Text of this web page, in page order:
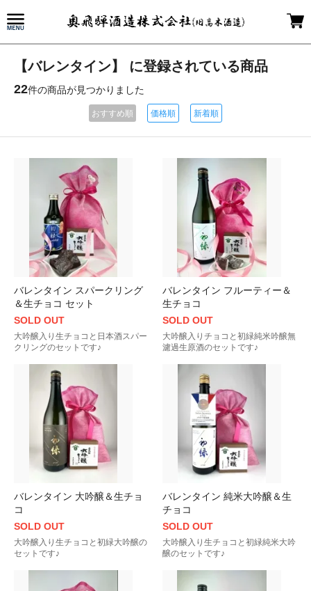
【バレンタイン】 に登録されている商品
22件の商品が見つかりました
おすすめ順 価格順 新着順
バレンタイン スパークリング
＆生チョコ セット
SOLD OUT
大吟醸入り生チョコと日本酒スパー
クリングのセットです♪
バレンタイン フルーティー＆
生チョコ
SOLD OUT
大吟醸入りチョコと初緑純米吟醸無
濾過生原酒のセットです♪
バレンタイン 大吟醸＆生チョ
コ
SOLD OUT
大吟醸入り生チョコと初緑大吟醸の
セットです♪
バレンタイン 純米大吟醸＆生
チョコ
SOLD OUT
大吟醸入り生チョコと初緑純米大吟
醸のセットです♪